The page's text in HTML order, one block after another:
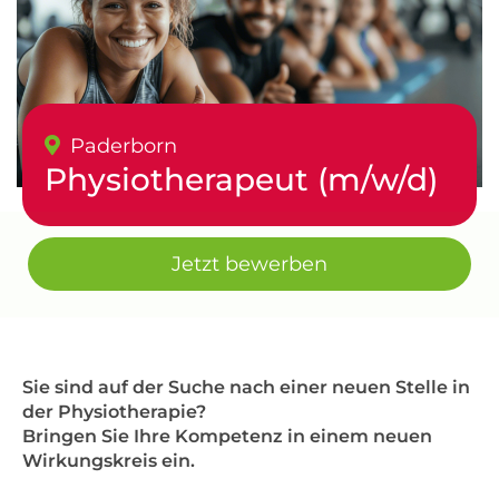
Paderborn
Physiotherapeut (m/w/d)
Jetzt bewerben
Sie sind auf der Suche nach einer neuen Stelle in
der Physiotherapie?
Bringen Sie Ihre Kompetenz in einem neuen
Wirkungskreis ein.